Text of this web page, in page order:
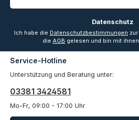
Datenschutz
Ich habe die Datenschutzbestimmungen
die AGB gelesen und bin mit
Service-Hotline
Unterstützung und Beratung unter:
03381 3424581
Mo-Fr, 09:00 - 17:00 Uhr